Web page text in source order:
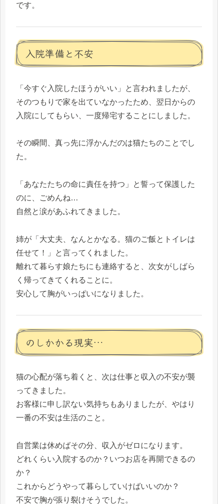
です。
入院準備と不安
「今すぐ入院したほうがいい」と言われましたが、
そのつもりで家を出ていなかったため、翌日からの
入院にしてもらい、一度帰宅することにしました。
その瞬間、真っ先に浮かんだのは猫たちのことでし
た。
「あなたたちの命に責任を持つ」と誓って保護した
のに、ごめんね…
自然と涙があふれてきました。
姉が「大丈夫、なんとかなる。猫のご飯とトイレは
任せて！」と言ってくれました。
離れて暮らす娘たちにも連絡すると、次女がしばら
く帰ってきてくれることに。
安心して胸がいっぱいになりました。
のしかかる現実…
猫の心配が落ち着くと、次は仕事と収入の不安が襲
ってきました。
お客様に申し訳ない気持ちもありましたが、やはり
一番の不安は生活のこと。
自営業は休めばその分、収入がゼロになります。
どれくらい入院するのか？いつお店を再開できるの
か？
これからどうやって暮らしていけばいいのか？
不安で胸が張り裂けそうでした。